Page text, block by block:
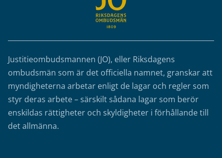
Justitieombudsmannen (JO), eller Riksdagens
ombudsmän som är det officiella namnet, granskar att
myndigheterna arbetar enligt de lagar och regler som
styr deras arbete – särskilt sådana lagar som berör
enskildas rättigheter och skyldigheter i förhållande till
det allmänna.